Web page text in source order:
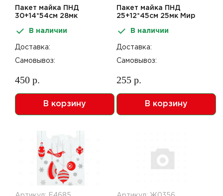
Пакет майка ПНД
30+14*54см 28мк
В наличии
Доставка:
Самовывоз:
450 р.
В корзину
Пакет майка ПНД
25+12*45см 25мк Мир
В наличии
Доставка:
Самовывоз:
255 р.
В корзину